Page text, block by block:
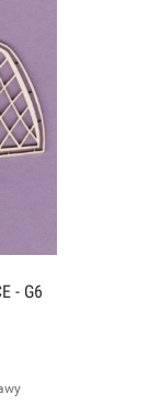
- G6